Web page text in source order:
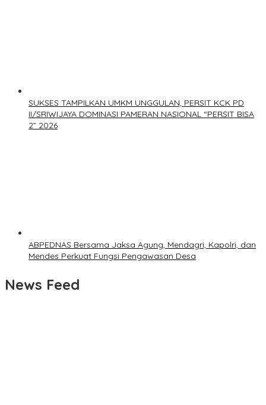
SUKSES TAMPILKAN UMKM UNGGULAN, PERSIT KCK PD
II/SRIWIJAYA DOMINASI PAMERAN NASIONAL “PERSIT BISA
2” 2026
ABPEDNAS Bersama Jaksa Agung, Mendagri, Kapolri, dan
Mendes Perkuat Fungsi Pengawasan Desa
News Feed